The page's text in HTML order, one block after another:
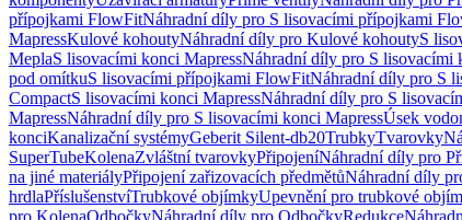
přípojkami FlowFitNáhradní díly pro S lisovacími přípojkami
MapressKulové kohoutyNáhradní díly pro Kulové kohoutyS
MeplaS lisovacími konci MapressNáhradní díly pro S lisovacími
pod omítkuS lisovacími přípojkami FlowFitNáhradní díly pro S
CompactS lisovacími konci MapressNáhradní díly pro S
MapressNáhradní díly pro S lisovacími konci MapressÚsek
konciKanalizační systémyGeberit Silent-db20TrubkyTvarovky
SuperTubeKolenaZvláštní tvarovkyPřipojeníNáhradní díly pro
na jiné materiályPřipojení zařizovacích předmětůNáhradní díly
hrdlaPříslušenstvíTrubkové objímkyUpevnění pro trubkové
pro KolenaOdbočkyNáhradní díly pro OdbočkyRedukce